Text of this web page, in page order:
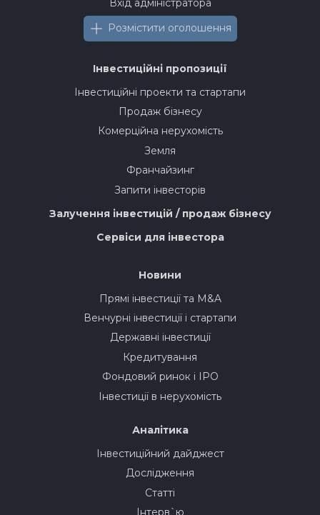
Вхід адміністратора
Розмістити оголошення
Інвестиційні пропозиції
Інвестиційні проекти та стартапи
Продаж бізнесу
Комерційна нерухомість
Земля
Франчайзинг
Запити інвесторів
Залучення інвестицій / продаж бізнесу
Сервіси для інвестора
Новини
Прямі інвестиції та M&A
Венчурні інвестиції і стартапи
Державні інвестиції
Кредитування
Фондовий ринок і IPO
Інвестиції в нерухомість
Аналітика
Інвестиційний дайджест
Дослідження
Статті
Інтерв`ю